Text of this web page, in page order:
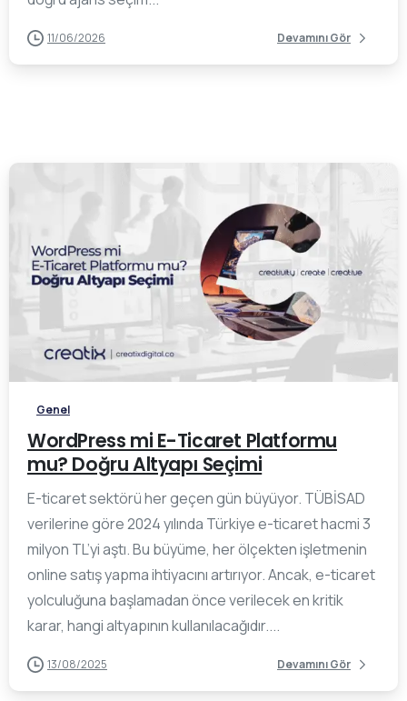
11/06/2026 Devamını Gör
Genel
WordPress mi E-Ticaret Platformu
mu? Doğru Altyapı Seçimi
E-ticaret sektörü her geçen gün büyüyor. TÜBİSAD
verilerine göre 2024 yılında Türkiye e-ticaret hacmi 3
milyon TL’yi aştı. Bu büyüme, her ölçekten işletmenin
online satış yapma ihtiyacını artırıyor. Ancak, e-ticaret
yolculuğuna başlamadan önce verilecek en kritik
karar, hangi altyapının kullanılacağıdır....
13/08/2025 Devamını Gör